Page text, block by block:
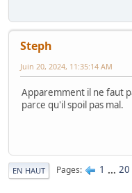
Steph
Juin 20, 2024, 11:35:14 AM
Apparemment il ne faut
parce qu'il spoil pas mal.
EN HAUT Pages 1 ... 20